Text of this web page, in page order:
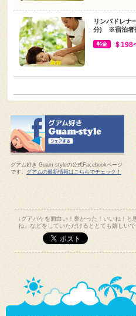
リンパドレナ
分) ※宿泊者
料金 ＄198
グアム好き Guam-styleの公式Facebookページ
です。
グアムの最新情報はこちらでチェック！
↓グアバケを面白い！良かった！いいね！
ね」などをしていただけるととても嬉しいで